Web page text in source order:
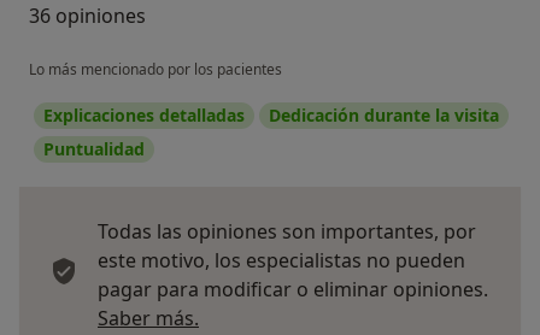
36 opiniones
Lo más mencionado por los pacientes
Explicaciones detalladas
Dedicación durante la visita
Puntualidad
Todas las opiniones son importantes, por
este motivo, los especialistas no pueden
pagar para modificar o eliminar opiniones.
Saber más.